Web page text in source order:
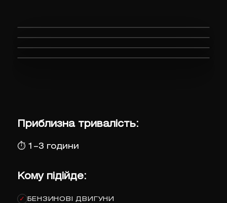
Приблизна тривалість:
⏱ 1–3 години
Кому підійде:
✓ БЕНЗИНОВІ ДВИГУНИ